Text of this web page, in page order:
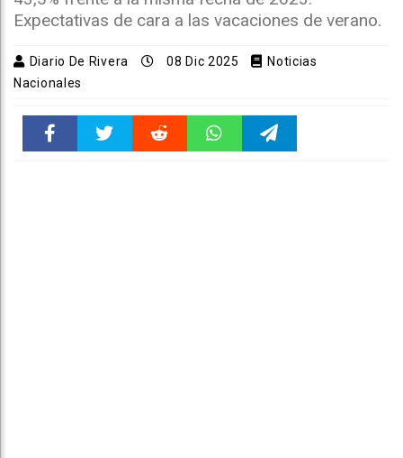
Expectativas de cara a las vacaciones de verano.
Diario De Rivera 08 Dic 2025
Noticias
Nacionales